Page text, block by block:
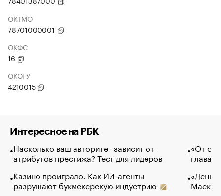
ОКТМО
78701000001
ОКФС
16
ОКОГУ
4210015
Интересное на РБК
Насколько ваш авторитет зависит от
атрибутов престижа? Тест для лидеров
Казино проиграло. Как ИИ-агенты
разрушают букмекерскую индустрию
«От
глава
Маск в